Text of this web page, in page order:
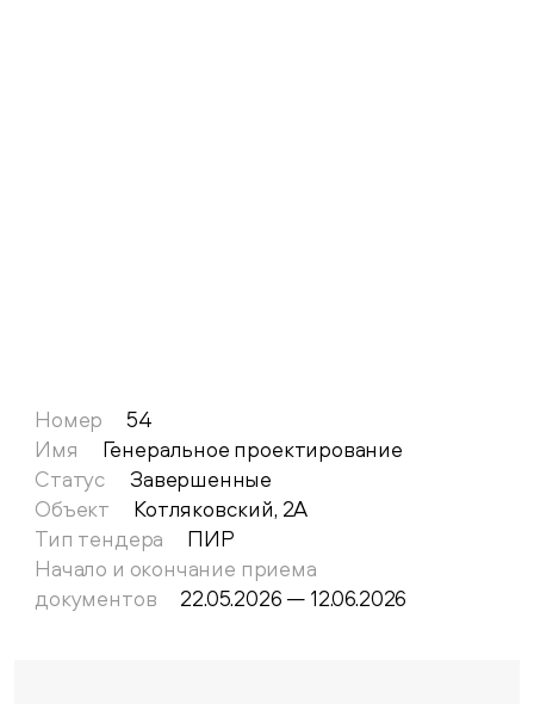
Номер
54
Имя
Генеральное проектирование
Статус
Завершенные
Объект
Котляковский, 2А
Тип тендера
ПИР
Начало и окончание приема
документов
22.05.2026 — 12.06.2026